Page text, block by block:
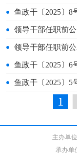
1
主办单
承办单